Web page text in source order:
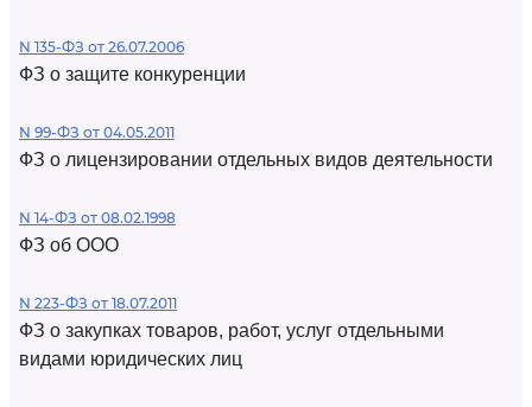
N 135-ФЗ от 26.07.2006
ФЗ о защите конкуренции
N 99-ФЗ от 04.05.2011
ФЗ о лицензировании отдельных видов деятельности
N 14-ФЗ от 08.02.1998
ФЗ об ООО
N 223-ФЗ от 18.07.2011
ФЗ о закупках товаров, работ, услуг отдельными
видами юридических лиц